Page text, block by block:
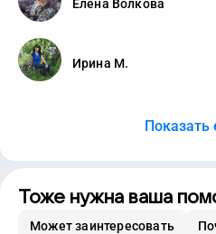
Елена Волкова
Ирина М.
Показать
Тоже нужна ваша
Может заинтересовать